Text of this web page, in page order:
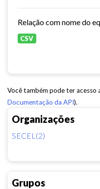
Organizações
SECEL(2)
Grupos
CSV
Você também pode ter acesso
Documentação da API).